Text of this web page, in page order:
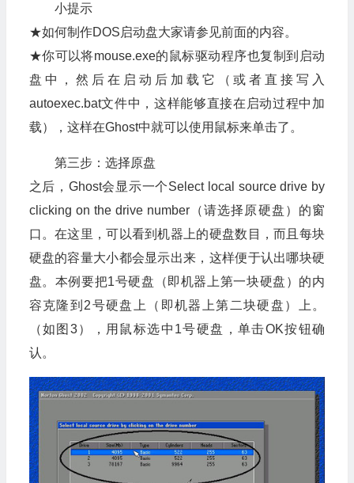
小提示
★如何制作DOS启动盘大家请参见前面的内容。
★你可以将mouse.exe的鼠标驱动程序也复制到启动
盘中，然后在启动后加载它（或者直接写入
autoexec.bat文件中，这样能够直接在启动过程中加
载），这样在Ghost中就可以使用鼠标来单击了。
第三步：选择原盘
之后，Ghost会显示一个Select local source drive by
clicking on the drive number（请选择原硬盘）的窗
口。在这里，可以看到机器上的硬盘数目，而且每块
硬盘的容量大小都会显示出来，这样便于认出哪块硬
盘。本例要把1号硬盘（即机器上第一块硬盘）的内
容克隆到2号硬盘上（即机器上第二块硬盘）上。
（如图3），用鼠标选中1号硬盘，单击OK按钮确
认。